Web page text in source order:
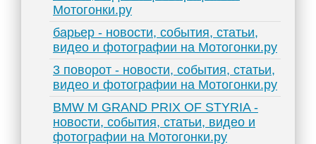
Мотогонки.ру
барьер - новости, события, статьи,
видео и фотографии на Мотогонки.ру
3 поворот - новости, события, статьи,
видео и фотографии на Мотогонки.ру
BMW M GRAND PRIX OF STYRIA -
новости, события, статьи, видео и
фотографии на Мотогонки.ру